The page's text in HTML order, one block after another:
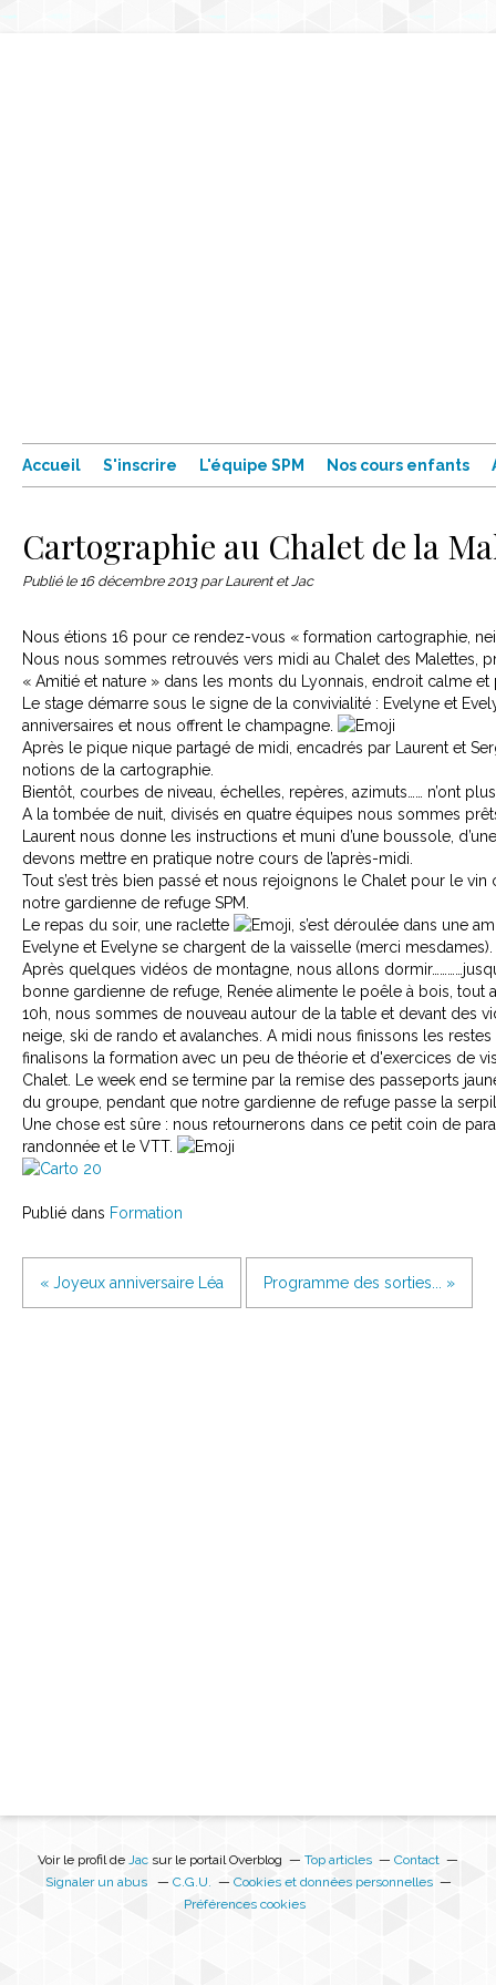
Accueil S'inscrire L'équipe SPM Nos cours enfants
Cartographie au Chalet de la
Publié le 16 décembre 2013 par Laurent et Jac
Nous étions 16 pour ce rendez-vous « formation cartographie,
Nous nous sommes retrouvés vers midi au Chalet des Malettes,
« Amitié et nature » dans les monts du Lyonnais, endroit calme
Le stage démarre sous le signe de la convivialité : Evelyne et
anniversaires et nous offrent le champagne.
Après le pique nique partagé de midi, encadrés par Laurent et
notions de la cartographie.
Bientôt, courbes de niveau, échelles, repères, azimuts…… n’ont
A la tombée de nuit, divisés en quatre équipes nous sommes
Laurent nous donne les instructions et muni d’une boussole,
devons mettre en pratique notre cours de l’après-midi.
Tout s’est très bien passé et nous rejoignons le Chalet pour le vin
notre gardienne de refuge SPM.
Le repas du soir, une raclette
, s’est déroulée dans une
Evelyne et Evelyne se chargent de la vaisselle (merci mesdames).
Après quelques vidéos de montagne, nous allons
bonne gardienne de refuge, Renée alimente le poêle à bois, tout
10h, nous sommes de nouveau autour de la table et devant des
neige, ski de rando et avalanches. A midi nous finissons les
finalisons la formation avec un peu de théorie et d'exercices de
Chalet. Le week end se termine par la remise des passeports
du groupe, pendant que notre gardienne de refuge passe la
Une chose est sûre : nous retournerons dans ce petit coin de
randonnée et le VTT.
Publié dans Formation
« Joyeux anniversaire Léa Programme des sorties... »
Voir le profil de Jac sur le portail Overblog Top articles
Contact
Signaler un abus
C.G.U.
Cookies et données personnelles
Préférences cookies